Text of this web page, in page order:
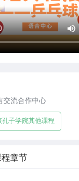
交流合作中心
孔子学院其他课程
章节